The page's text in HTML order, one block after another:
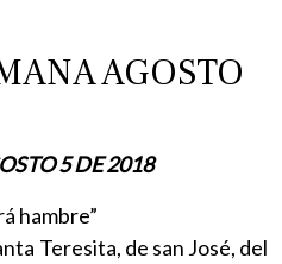
AGOSTO
5 DE 2018
hambre”
Teresita, de san José, del